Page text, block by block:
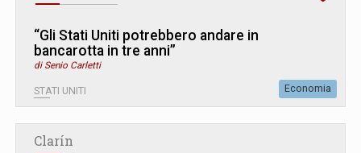
“Gli Stati Uniti potrebbero andare in
bancarotta in tre anni”
di Senio Carletti
STATI UNITI Economia
Clarín